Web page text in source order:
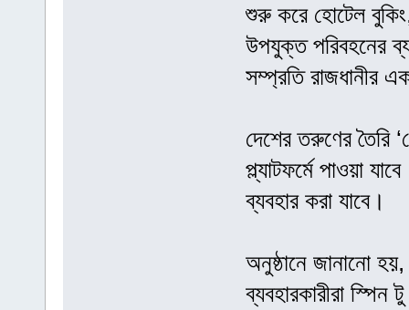
শুরু করে হোটেল
উপযুক্ত পরিবহনের
সম্প্রতি রাজধানীর
দেশের তরুণের তৈরি
প্ল্যাটফর্মে পাওয়া
ব্যবহার করা যাবে।
অনুষ্ঠানে জানানো
ব্যবহারকারীরা